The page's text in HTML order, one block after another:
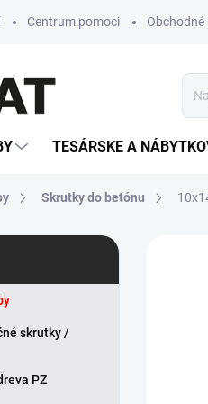
Centrum pomoci
TESÁRSKE A
Skrutky do betónu
skrutky /
PZ